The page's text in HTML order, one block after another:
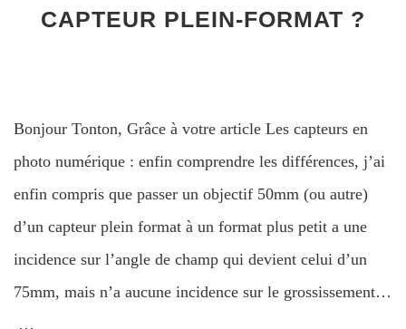
CAPTEUR PLEIN-FORMAT ?
Bonjour Tonton, Grâce à votre article Les capteurs en
photo numérique : enfin comprendre les différences, j’ai
enfin compris que passer un objectif 50mm (ou autre)
d’un capteur plein format à un format plus petit a une
incidence sur l’angle de champ qui devient celui d’un
75mm, mais n’a aucune incidence sur le grossissement…
…